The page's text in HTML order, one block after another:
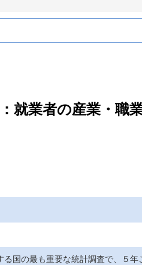
業者の産業・職
国の最も重要な統計調査で、５年